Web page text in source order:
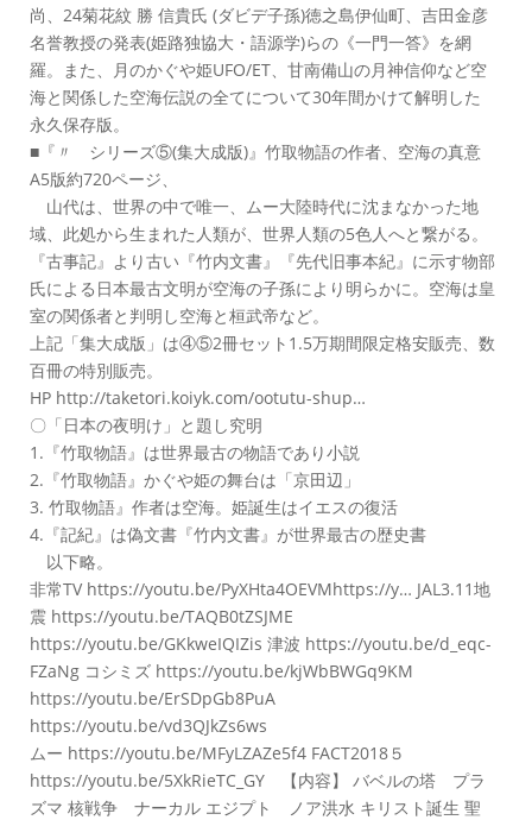
尚、24菊花紋 勝 信貴氏 (ダビデ子孫)徳之島伊仙町、吉田金彦
名誉教授の発表(姫路独協大・語源学)らの《一門一答》を網
羅。また、月のかぐや姫UFO/ET、甘南備山の月神信仰など空
海と関係した空海伝説の全てについて30年間かけて解明した
永久保存版。
■『〃 シリーズ⑤(集大成版)』竹取物語の作者、空海の真意
A5版約720ページ、
山代は、世界の中で唯一、ムー大陸時代に沈まなかった地
域、此処から生まれた人類が、世界人類の5色人へと繋がる。
『古事記』より古い『竹内文書』『先代旧事本紀』に示す物部
氏による日本最古文明が空海の子孫により明らかに。空海は皇
室の関係者と判明し空海と桓武帝など。
上記「集大成版」は④⑤2冊セット1.5万期間限定格安販売、数
百冊の特別販売。
HP http://taketori.koiyk.com/ootutu-shup…
〇「日本の夜明け」と題し究明
1.『竹取物語』は世界最古の物語であり小説
2.『竹取物語』かぐや姫の舞台は「京田辺」
3. 竹取物語』作者は空海。姫誕生はイエスの復活
4.『記紀』は偽文書『竹内文書』が世界最古の歴史書
以下略。
非常TV https://youtu.be/PyXHta4OEVMhttps://y… JAL3.11地
震 https://youtu.be/TAQB0tZSJME
https://youtu.be/GKkweIQIZis 津波 https://youtu.be/d_eqc-
FZaNg コシミズ https://youtu.be/kjWbBWGq9KM
https://youtu.be/ErSDpGb8PuA
https://youtu.be/vd3QJkZs6ws
ムー https://youtu.be/MFyLZAZe5f4 FACT2018５
https://youtu.be/5XkRieTC_GY 【内容】 バベルの塔 プラ
ズマ 核戦争 ナーカル エジプト ノア洪水 キリスト誕生 聖